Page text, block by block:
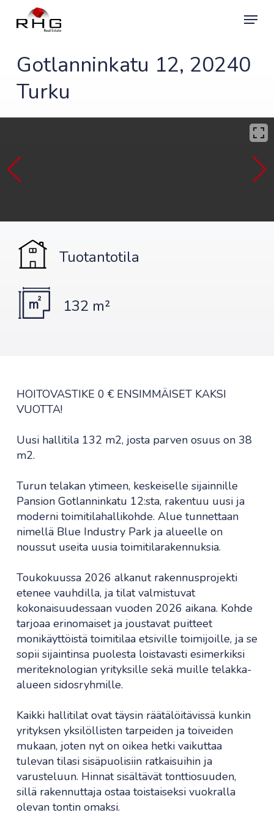
Menu
Gotlanninkatu 12, 20240
Turku
Tuotantotila
132 m²
HOITOVASTIKE 0 € ENSIMMÄISET KAKSI
VUOTTA!
Uusi hallitila 132 m2, josta parven osuus on 38
m2.
Turun telakan ytimeen, keskeiselle sijainnille
Pansion Gotlanninkatu 12:sta, rakentuu uusi ja
moderni toimitilahallikohde. Alue tunnettaan
nimellä Blue Industry Park ja alueelle on
noussut useita uusia toimitilarakennuksia.
Toukokuussa 2026 alkanut rakennusprojekti
etenee vauhdilla, ja tilat valmistuvat
kokonaisuudessaan vuoden 2026 aikana. Kohde
tarjoaa erinomaiset ja joustavat puitteet
monikäyttöistä toimitilaa etsiville toimijoille, ja se
sopii sijaintinsa puolesta loistavasti esimerkiksi
meriteknologian yrityksille sekä muille telakka-
alueen sidosryhmille.
Kaikki hallitilat ovat täysin räätälöitävissä kunkin
yrityksen yksilöllisten tarpeiden ja toiveiden
mukaan, joten nyt on oikea hetki vaikuttaa
tulevan tilasi sisäpuolisiin ratkaisuihin ja
varusteluun. Hinnat sisältävät tonttiosuuden,
sillä rakennuttaja ostaa toistaiseksi vuokralla
olevan tontin omaksi.